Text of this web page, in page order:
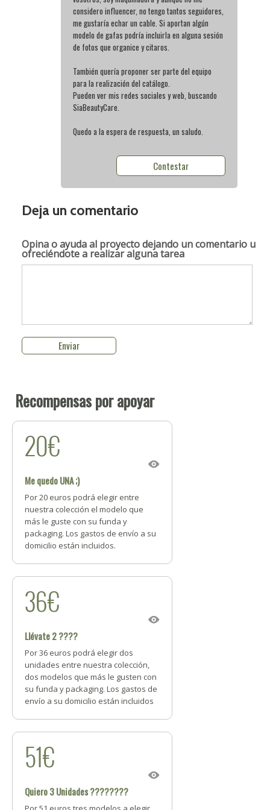
considero influencer, no tengo tantos seguidores,
me gustaría echar un cable. Si aportan algún
modelo de gafas podría incluirla en alguna sesión
de fotos que organice y citaros.
También quería proponer ser parte del equipo
para la realización del catálogo.
Pueden ver mis redes sociales y web, buscando
SiaBeautyCare.
Quedo a la espera de respuesta, un saludo.
Contestar
Deja un comentario
Opina o ayuda al proyectodejando un comentario u
ofreciéndote a realizar alguna tarea
Recompensas por apoyar
20€
Me quedo UNA ;)
Por 20 euros podrá elegir entre
nuestra colección el modelo que
más le guste con su funda y
packaging. Los gastos de envío a su
domicilio están incluidos.
36€
Llévate 2 ????
Por 36 euros podrá elegir dos
unidades entre nuestra colección,
dos modelos que más le gusten con
su funda y packaging. Los gastos de
envío a su domicilio están incluidos
51€
Quiero 3 Unidades ????????